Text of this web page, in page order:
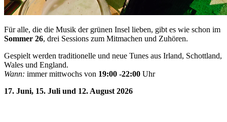
Für alle, die die Musik der grünen Insel lieben, gibt es wie schon im
Sommer 26, drei Sessions zum Mitmachen und Zuhören.
Gespielt werden traditionelle und neue Tunes aus Irland, Schottland,
Wales und England.
Wann: immer mittwochs von 19:00 -22:00 Uhr
17. Juni, 15. Juli und 12. August 2026